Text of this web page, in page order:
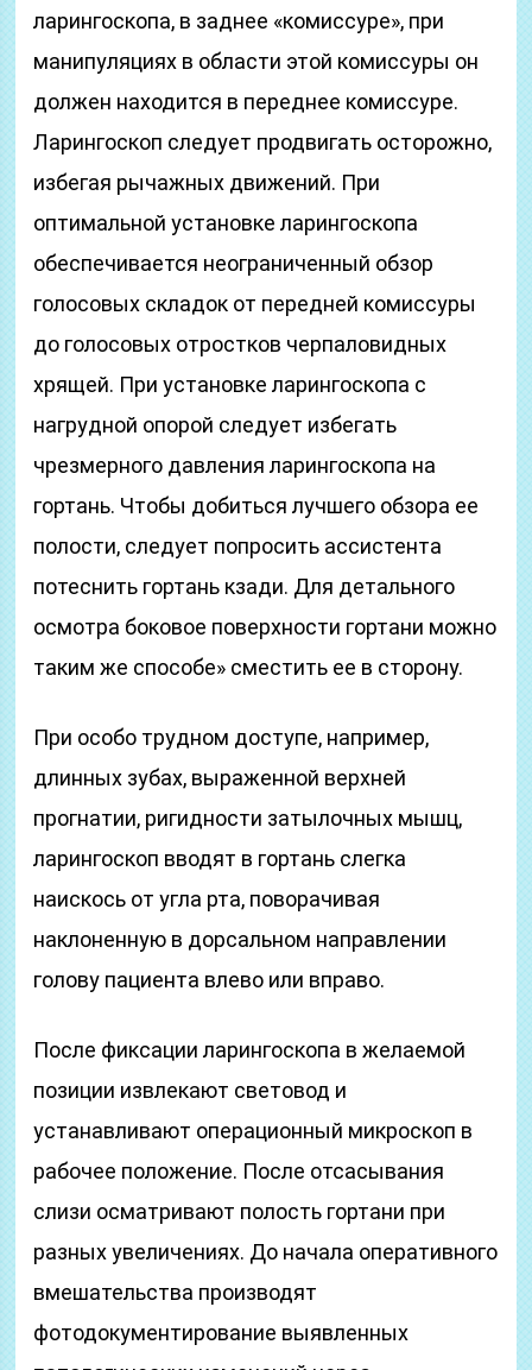
ларингоскопа, в заднее «комиссуре», при
манипуляциях в области этой комиссуры он
должен находится в переднее комиссуре.
Ларингоскоп следует продвигать осторожно,
избегая рычажных движений. При
оптимальной установке ларингоскопа
обеспечивается неограниченный обзор
голосовых складок от передней комиссуры
до голосовых отростков черпаловидных
хрящей. При установке ларингоскопа с
нагрудной опорой следует избегать
чрезмерного давления ларингоскопа на
гортань. Чтобы добиться лучшего обзора ее
полости, следует попросить ассистента
потеснить гортань кзади. Для детального
осмотра боковое поверхности гортани можно
таким же способе» сместить ее в сторону.
При особо трудном доступе, например,
длинных зубах, выраженной верхней
прогнатии, ригидности затылочных мышц,
ларингоскоп вводят в гортань слегка
наискось от угла рта, поворачивая
наклоненную в дорсальном направлении
голову пациента влево или вправо.
После фиксации ларингоскопа в желаемой
позиции извлекают световод и
устанавливают операционный микроскоп в
рабочее положение. После отсасывания
слизи осматривают полость гортани при
разных увеличениях. До начала оперативного
вмешательства производят
фотодокументирование выявленных